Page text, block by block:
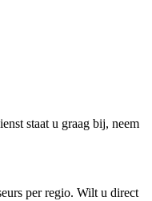
staat u graag bij, neem
per regio. Wilt u direct